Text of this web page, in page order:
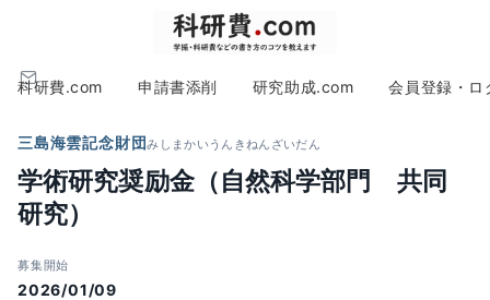
科研費.com 申請書添削 研究助成.com 会員登録・ロ
三島海雲記念財団みしまかいうんきねんざいだん
学術研究奨励金（自然科学部門 共同
研究）
募集開始
2026/01/09